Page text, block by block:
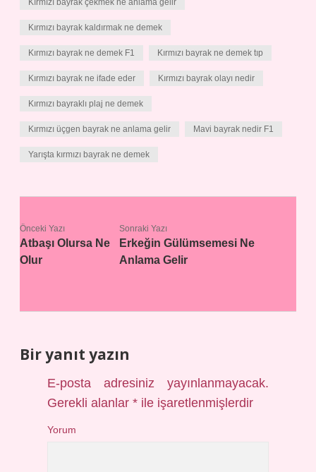
Kırmızı bayrak çekmek ne anlama gelir
Kırmızı bayrak kaldırmak ne demek
Kırmızı bayrak ne demek F1 Kırmızı bayrak ne demek tıp
Kırmızı bayrak ne ifade eder Kırmızı bayrak olayı nedir
Kırmızı bayraklı plaj ne demek
Kırmızı üçgen bayrak ne anlama gelir Mavi bayrak nedir F1
Yarışta kırmızı bayrak ne demek
Önceki Yazı
Atbaşı Olursa Ne
Olur
Sonraki Yazı
Erkeğin Gülümsemesi Ne
Anlama Gelir
Bir yanıt yazın
E-posta adresiniz yayınlanmayacak.
Gerekli alanlar* ile işaretlenmişlerdir
Yorum